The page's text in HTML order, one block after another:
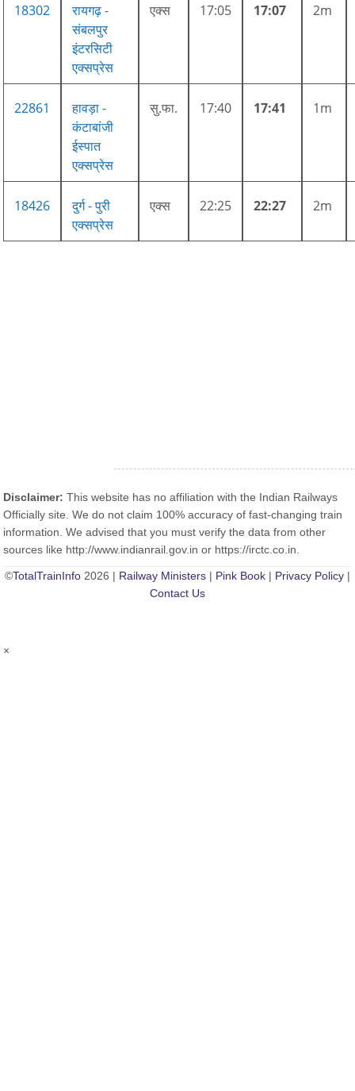
18302
रायगढ़ -
संबलपुर
इंटरसिटी
एक्सप्रेस
एक्स 17:05 17:07 2m
22861
हावड़ा -
कंटाबांजी
ईस्पात
एक्सप्रेस
सु.फा. 17:40 17:41 1m
18426
दुर्ग - पुरी
एक्सप्रेस
एक्स 22:25 22:27 2m
Disclaimer: This website has no affiliation with the Indian Railways
Officially site. We do not claim 100% accuracy of fast-changing train
information. We advised that you must verify the data from other
sources like http://www.indianrail.gov.in or https://irctc.co.in.
©TotalTrainInfo 2026 | Railway Ministers | Pink Book | Privacy Policy |
Contact Us
×